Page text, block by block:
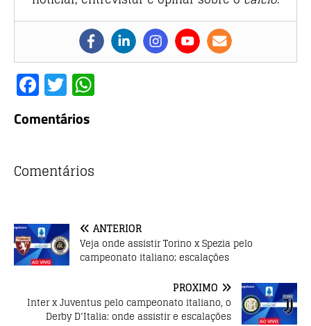
F
a
c
b
o
k
T
w
it
r
p
Comentários
Comentários
ANTERIOR
Veja onde assistir Torino x Spezia pelo
campeonato italiano; escalações
PRÓXIMO
Inter x Juventus pelo campeonato italiano, o
Derby D’Italia: onde assistir e escalações